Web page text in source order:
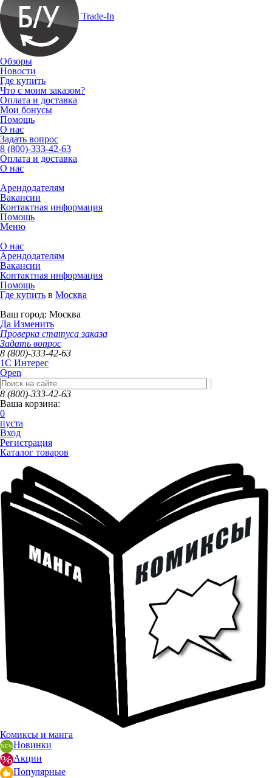
Trade-In
Обзоры
Новости
Где купить
Что с моим заказом?
Оплата и доставка
Мои бонусы
Помощь
О нас
Задать вопрос
8 (800)-333-42-63
Оплата и доставка
О нас
Арендодателям
Вакансии
Контактная информация
Помощь
Меню
О нас
Арендодателям
Вакансии
Контактная информация
Помощь
Где купить в Москва
Ваш город: Москва
Да Изменить
Проверка статуса заказа
Задать вопрос
8 (800)-333-42-63
1C Интерес
Open
8 (800)-333-42-63
Ваша корзина:
0
пуста
Вход
Регистрация
Каталог товаров
Комиксы и манга
Новинки
Акции
Популярные